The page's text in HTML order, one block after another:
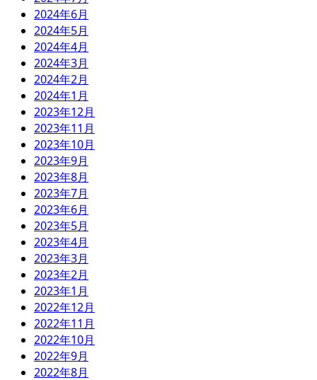
2024年6月
2024年5月
2024年4月
2024年3月
2024年2月
2024年1月
2023年12月
2023年11月
2023年10月
2023年9月
2023年8月
2023年7月
2023年6月
2023年5月
2023年4月
2023年3月
2023年2月
2023年1月
2022年12月
2022年11月
2022年10月
2022年9月
2022年8月